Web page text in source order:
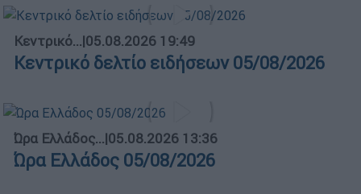
Κεντρικό...|05.08.2026 19:49
Κεντρικό δελτίο ειδήσεων 05/08/2026
Ώρα Ελλάδος...|05.08.2026 13:36
Ώρα Ελλάδος 05/08/2026